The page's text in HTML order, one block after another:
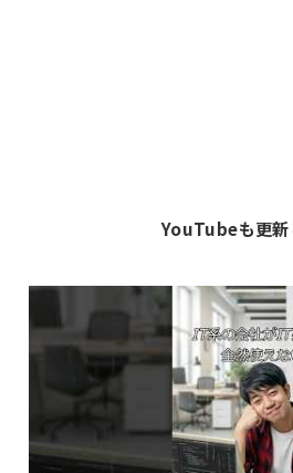
YouTubeも更新